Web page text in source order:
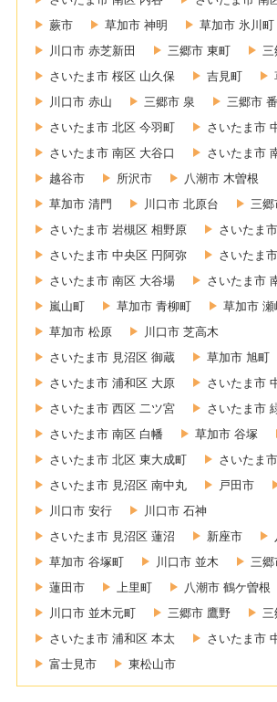
蕨市
草加市 神明
草加市 氷川町
川口市 赤芝新田
三郷市 東町
さいたま市 桜区 山久保
吉見町
川口市 赤山
三郷市 泉
三郷市
さいたま市 北区 今羽町
さいたま市
さいたま市 南区 大谷口
さいたま市
越谷市
所沢市 八潮市 木曽根
草加市 清門
川口市 北原台
三
さいたま市 岩槻区 相野原
さいたま
さいたま市 中央区 円阿弥
さいたま
さいたま市 南区 大谷場
さいたま市
嵐山町
草加市 青柳町
草加市 瀬
草加市 松原
川口市 芝高木
さいたま市 見沼区 御蔵
草加市 旭町
さいたま市 浦和区 大原
さいたま市
さいたま市 西区 二ツ宮
さいたま市
さいたま市 南区 白幡
草加市 谷塚
さいたま市 北区 東大成町
さいたま
さいたま市 見沼区 南中丸
戸田市
川口市 安行
川口市 石神
さいたま市 見沼区 蓮沼
新座市
草加市 谷塚町
川口市 並木
三
蓮田市
上里町
八潮市 鶴ケ曽根
川口市 並木元町
三郷市 鷹野
さいたま市 浦和区 本太
さいたま市
富士見市
東松山市